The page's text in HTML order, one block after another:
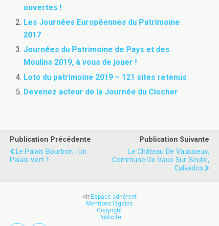
ouvertes !
Les Journées Européennes du Patrimoine
2017
Journées du Patrimoine de Pays et des
Moulins 2019, à vous de jouer !
Loto du patrimoine 2019 – 121 sites retenus
Devenez acteur de la Journée du Clocher
Publication Précédente
Le Palais Bourbon : Un
Palais Vert ?
Publication Suivante
Le Château De Vaussieux,
Commune De Vaux-Sur-Seulle,
Calvados
<tr Espace adhérent
Mentions légales
Copyright
Publicité